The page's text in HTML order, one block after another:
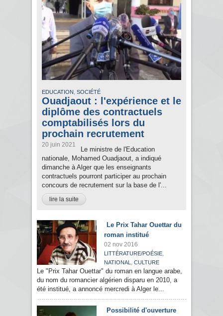
EDUCATION , SOCIÉTÉ
Ouadjaout : l'expérience et le
diplôme des contractuels
comptabilisés lors du
prochain recrutement
20 juin 2021
Le ministre de l'Education
nationale, Mohamed Ouadjaout, a indiqué
dimanche à Alger que les enseignants
contractuels pourront participer au prochain
concours de recrutement sur la base de l'...
lire la suite
Le Prix Tahar Ouettar du
roman institué
02 nov 2016
LITTÉRATURE/POÉSIE,
NATIONAL , CULTURE
Le "Prix Tahar Ouettar" du roman en langue arabe,
du nom du romancier algérien disparu en 2010, a
été institué, a annoncé mercredi à Alger le...
Possibilité d'ouverture